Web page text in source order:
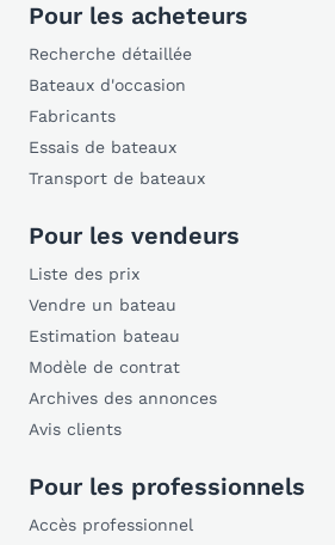
Pour les acheteurs
Recherche détaillée
Bateaux d'occasion
Fabricants
Essais de bateaux
Transport de bateaux
Pour les vendeurs
Liste des prix
Vendre un bateau
Estimation bateau
Modèle de contrat
Archives des annonces
Avis clients
Pour les professionnels
Accès professionnel